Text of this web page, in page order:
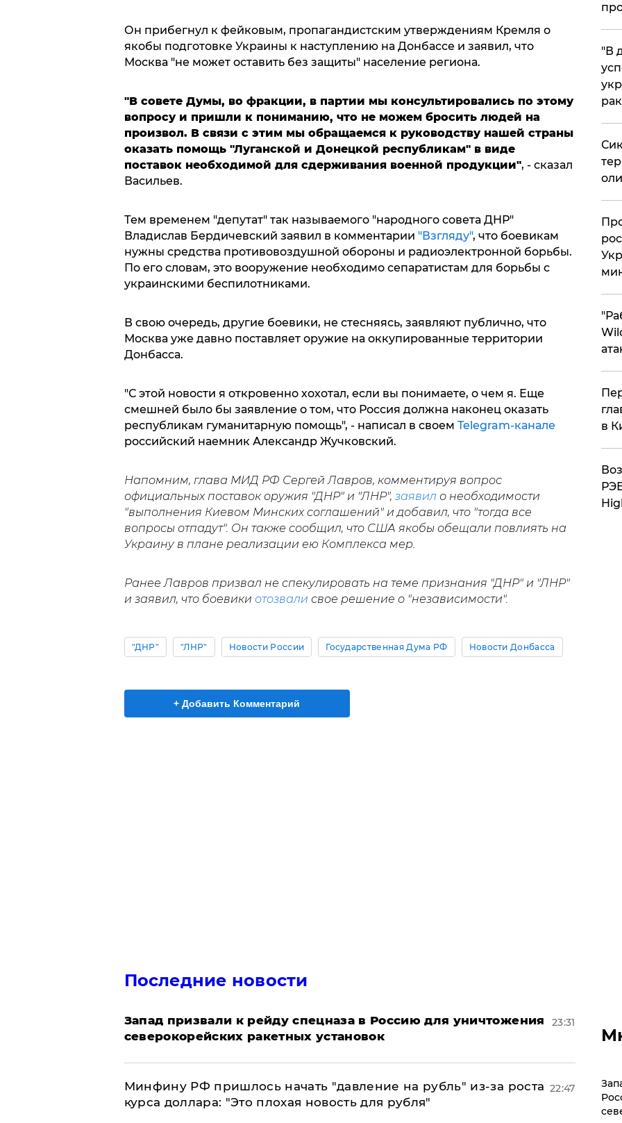
Он прибегнул к фейковым, пропагандистским утверждениям Кремля о
якобы подготовке Украины к наступлению на Донбассе и заявил, что
Москва "не может оставить без защиты" население региона.
"В совете Думы, во фракции, в партии мы консультировались по этому
вопросу и пришли к пониманию, что не можем бросить людей на
произвол. В связи с этим мы обращаемся к руководству нашей страны
оказать помощь "Луганской и Донецкой республикам" в виде
поставок необходимой для сдерживания военной продукции", - сказал
Васильев.
Тем временем "депутат" так называемого "народного совета ДНР"
Владислав Бердичевский заявил в комментарии "Взгляду", что боевикам
нужны средства противовоздушной обороны и радиоэлектронной борьбы.
По его словам, это вооружение необходимо сепаратистам для борьбы с
украинскими беспилотниками.
В свою очередь, другие боевики, не стесняясь, заявляют публично, что
Москва уже давно поставляет оружие на оккупированные территории
Донбасса.
"С этой новости я откровенно хохотал, если вы понимаете, о чем я. Еще
смешней было бы заявление о том, что Россия должна наконец оказать
республикам гуманитарную помощь", - написал в своем Telegram-канале
российский наемник Александр Жучковский.
Напомним, глава МИД РФ Сергей Лавров, комментируя вопрос
официальных поставок оружия "ДНР" и "ЛНР", заявил о необходимости
"выполнения Киевом Минских соглашений" и добавил, что "тогда все
вопросы отпадут". Он также сообщил, что США якобы обещали повлиять на
Украину в плане реализации ею Комплекса мер.
Ранее Лавров призвал не спекулировать на теме признания "ДНР" и "ЛНР"
и заявил, что боевики отозвали свое решение о "независимости".
"ДНР" "ЛНР" Новости России Государственная Дума РФ Новости Донбасса
+ Добавить Комментарий
Последние новости
Запад призвали к рейду спецназа в Россию для уничтожения
северокорейских ракетных установок
23:31
Минфину РФ пришлось начать "давление на рубль" из-за роста
курса доллара: "Это плохая новость для рубля"
22:47
​"В
в